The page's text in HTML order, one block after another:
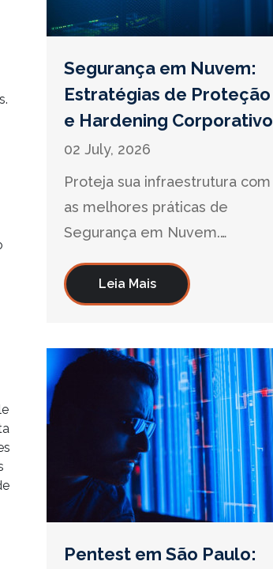
Segurança em Nuvem:
Estratégias de Proteção
e Hardening Corporativo
02 July, 2026
Proteja sua infraestrutura com
as melhores práticas de
Segurança em Nuvem.
e hardening para blindar seu
ambiente cloud.
Leia Mais
Pentest em São Paulo: